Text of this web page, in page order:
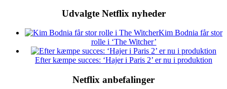
Udvalgte Netflix nyheder
Kim Bodnia får stor
rolle i ‘The Witcher’
Efter kæmpe succes: ‘Hajer i Paris 2’ er nu i produktion
Netflix anbefalinger